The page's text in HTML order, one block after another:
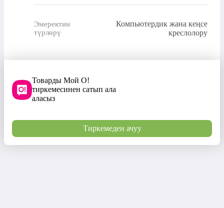
Эмеректин
түрлөрү
Компьютердик жана кеңсе
креслолору
Товарды Мой О!
тиркемесинен сатып ала
аласыз
Тиркемеден ачуу